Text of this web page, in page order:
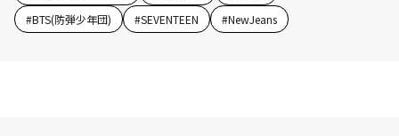
#BTS(防弾少年団) #SEVENTEEN #NewJeans